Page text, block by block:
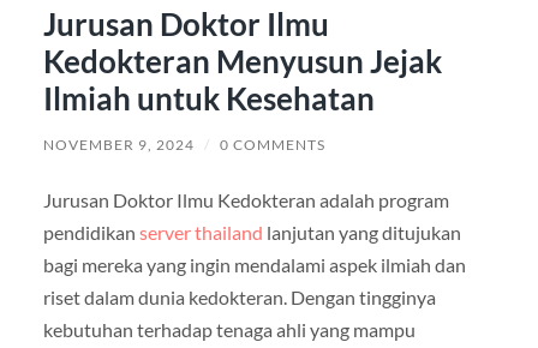
Jurusan Doktor Ilmu
Kedokteran Menyusun Jejak
Ilmiah untuk Kesehatan
NOVEMBER 9, 2024 / 0 COMMENTS
Jurusan Doktor Ilmu Kedokteran adalah program
pendidikan server thailand lanjutan yang ditujukan
bagi mereka yang ingin mendalami aspek ilmiah dan
riset dalam dunia kedokteran. Dengan tingginya
kebutuhan terhadap tenaga ahli yang mampu